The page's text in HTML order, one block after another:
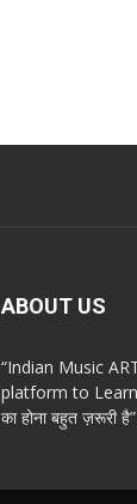
ABOUT US
“Indian Music
platform to
का होना बहुत ज़रूरी है”